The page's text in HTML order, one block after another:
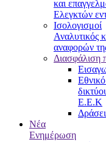
και
Ελεγκτών
Ισολογισμοί
Αναλυτικός
αναφορών
Διασφάλιση
Ε.Ε.Κ
Νέα
Ενημέρωση